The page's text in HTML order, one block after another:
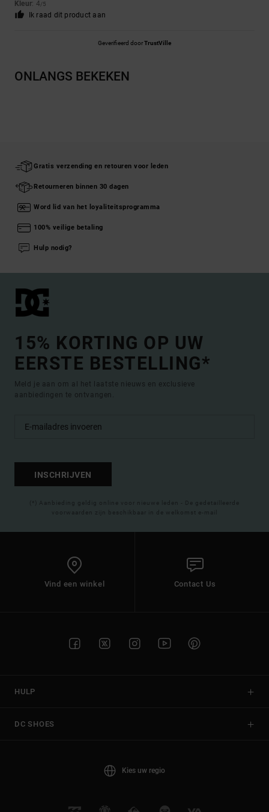
Kleur: 4/5
Ik raad dit product aan
Geverifieerd doorTrustVille
ONLANGS BEKEKEN
Gratis verzending en retouren voor leden
Retourneren binnen 30 dagen
Word lid van het loyaliteitsprogramma
100% veilige betaling
Hulp nodig?
15% KORTING OP UW
EERSTE BESTELLING*
Meld je aan om al het laatste nieuws en exclusieve
aanbiedingen te ontvangen.
INSCHRIJVEN
(*) Aanbieding geldig online voor nieuwe leden - De gedetailleerde
voorwaarden zijn beschikbaar in de welkomst e-mail
Vind een winkel Contact Us
HULP
DC SHOES
Kies uw regio